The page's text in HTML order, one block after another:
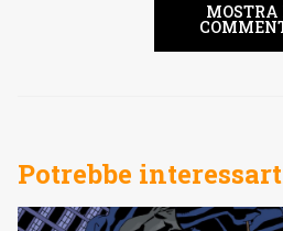
MOSTRA
Potrebbe